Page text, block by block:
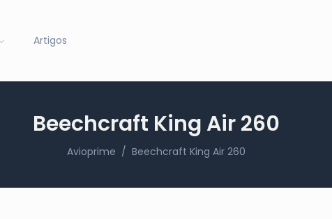
Artigos
Beechcraft King Air 260
Avioprime Beechcraft King Air 260